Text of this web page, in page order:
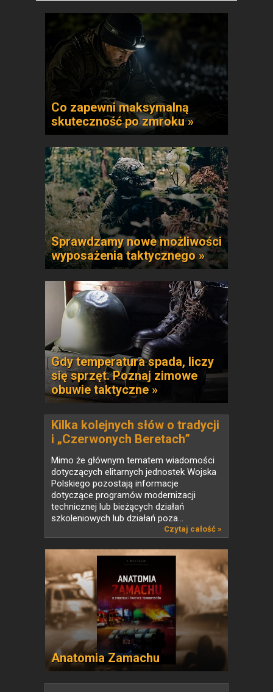
Co zapewni maksymalną
skuteczność po zmroku »
Sprawdzamy nowe możliwości
wyposażenia taktycznego »
Gdy temperatura spada, liczy
się sprzęt. Poznaj zimowe
obuwie taktyczne »
Kilka kolejnych słów o tradycji
i „Czerwonych Beretach”
Mimo że głównym tematem wiadomości
dotyczących elitarnych jednostek Wojska
Polskiego pozostają informacje
dotyczące programów modernizacji
technicznej lub bieżących działań
szkoleniowych lub działań poza...
Czytaj całość »
Anatomia Zamachu